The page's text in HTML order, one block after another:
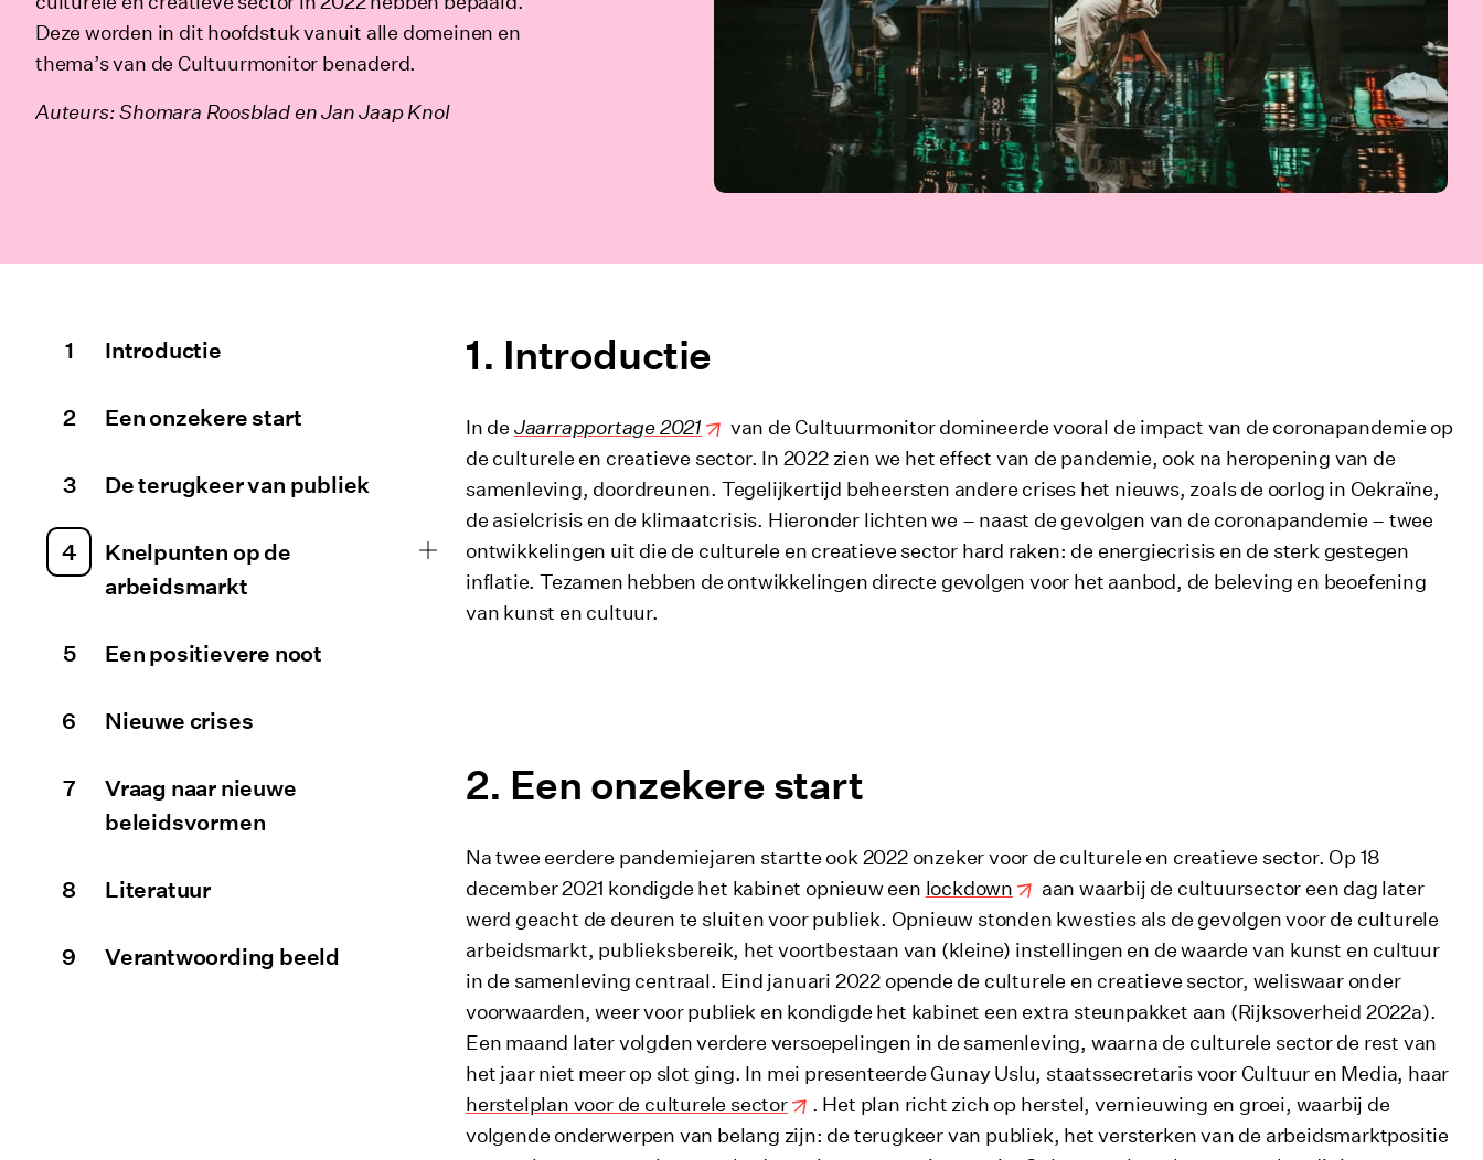
Deze worden in dit hoofdstuk vanuit alle domeinen en
thema’s van de Cultuurmonitor benaderd.
Auteurs: Shomara Roosblad en Jan Jaap Knol
Inhoudsopgave
Introductie
Een onzekere start
De terugkeer van publiek
Knelpunten op de
arbeidsmarkt
Uitklappen lijst
Een positievere noot
Nieuwe crises
Vraag naar nieuwe
beleidsvormen
Literatuur
Verantwoording beeld
Introductie
In de Jaarrapportage2021
van de Cultuurmonitor domineerde vooral de impact van de coronapandemie op
de culturele en creatieve sector. In 2022 zien we het effect van de pandemie, ook na heropening van de
samenleving, doordreunen. Tegelijkertijd beheersten andere crises het nieuws, zoals de oorlog in Oekraïne,
de asielcrisis en de klimaatcrisis. Hieronder lichten we – naast de gevolgen van de coronapandemie – twee
ontwikkelingen uit die de culturele en creatieve sector hard raken: de energiecrisis en de sterk gestegen
inflatie. Tezamen hebben de ontwikkelingen directe gevolgen voor het aanbod, de beleving en beoefening
van kunst en cultuur.
Een onzekere start
Na twee eerdere pandemiejaren startte ook 2022 onzeker voor de culturele en creatieve sector. Op 18
december 2021 kondigde het kabinet opnieuw een lockdown
aan waarbij de cultuursector een dag later
werd geacht de deuren te sluiten voor publiek. Opnieuw stonden kwesties als de gevolgen voor de culturele
arbeidsmarkt, publieksbereik, het voortbestaan van (kleine) instellingen en de waarde van kunst en cultuur
in de samenleving centraal. Eind januari 2022 opende de culturele en creatieve sector, weliswaar onder
voorwaarden, weer voor publiek en kondigde het kabinet een extra steunpakket aan (Rijksoverheid 2022a).
Een maand later volgden verdere versoepelingen in de samenleving, waarna de culturele sector de rest van
het jaar niet meer op slot ging. In mei presenteerde Gunay Uslu, staatssecretaris voor Cultuur en Media, haar
herstelplan voor de culturele sector
. Het plan richt zich op herstel, vernieuwing en groei, waarbij de
volgende onderwerpen van belang zijn: de terugkeer van publiek, het versterken van de arbeidsmarktpositie